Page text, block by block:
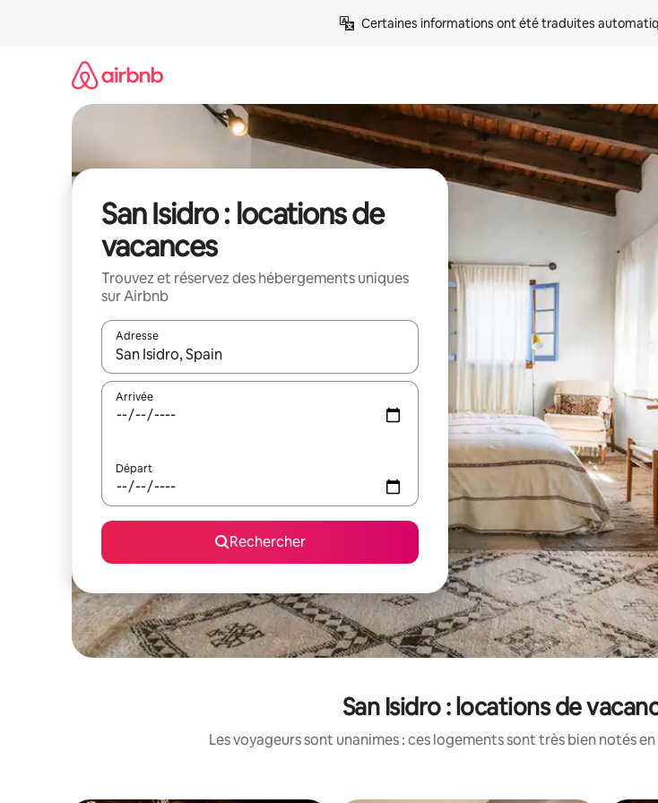
Certaines informations ont été traduites
San Isidro : locations de
vacances
Trouvez et réservez des hébergements uniques
sur Airbnb
Adresse
Lorsque les résultats s'affichent, utilisez les flèches vers le haut et vers le bas pour les
Arrivée
Départ
Rechercher
San Isidro : locations de
Les voyageurs sont unanimes : ces logements sont très bien notés